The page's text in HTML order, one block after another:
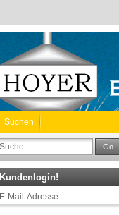
Suchen
Go
Kundenlogin!
E-Mail-Adresse